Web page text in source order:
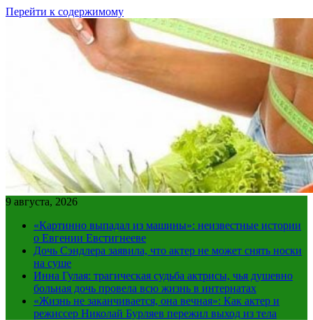
Перейти к содержимому
9 августа, 2026
«Картинно выпадал из машины»: неизвестные истории
о Евгении Евстигнееве
Дочь Сэндлера заявила, что актер не может снять носки
на суше
Инна Гулая: трагическая судьба актрисы, чья душевно
больная дочь провела всю жизнь в интернатах
«Жизнь не заканчивается, она вечная»: Как актер и
режиссер Николай Бурляев пережил выход из тела